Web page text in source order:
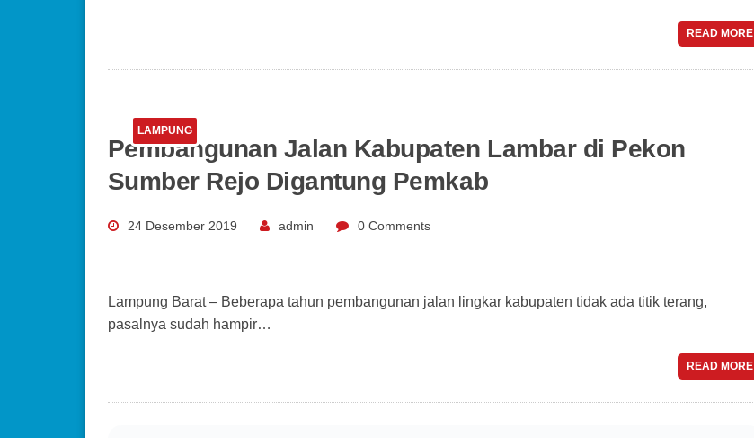
READ MORE
LAMPUNG
Pembangunan Jalan Kabupaten Lambar di Pekon
Sumber Rejo Digantung Pemkab
24 Desember 2019 admin 0 Comments
Lampung Barat – Beberapa tahun pembangunan jalan lingkar kabupaten tidak ada titik terang,
pasalnya sudah hampir…
READ MORE